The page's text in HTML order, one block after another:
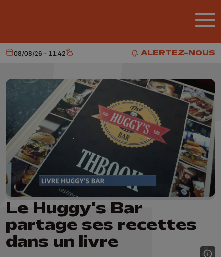
ALERTEZ-NOUS
ALERTEZ-NOUS
Aujourd'hui
08/08/26 - 11:42 Météo
Le Huggy's Bar
partage ses recettes
dans un livre